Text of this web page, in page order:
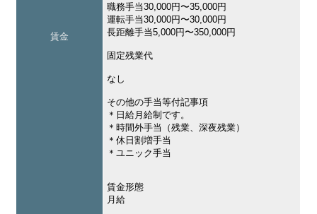
賃金
職務手当30,000円〜35,000円
運転手当30,000円〜30,000円
長距離手当5,000円〜350,000円
固定残業代
なし
その他の手当等付記事項
＊日給月給制です。
＊時間外手当（残業、深夜残業）
＊休日割増手当
＊ユニック手当
賃金形態
月給